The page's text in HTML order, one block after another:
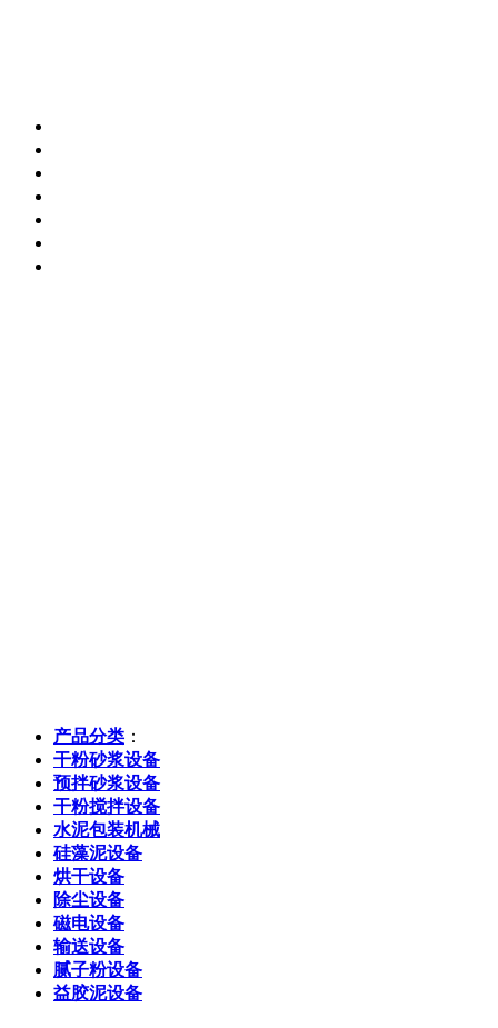
产品分类 ：
干粉砂浆设备
预拌砂浆设备
干粉搅拌设备
水泥包装机械
硅藻泥设备
烘干设备
除尘设备
磁电设备
输送设备
腻子粉设备
益胶泥设备